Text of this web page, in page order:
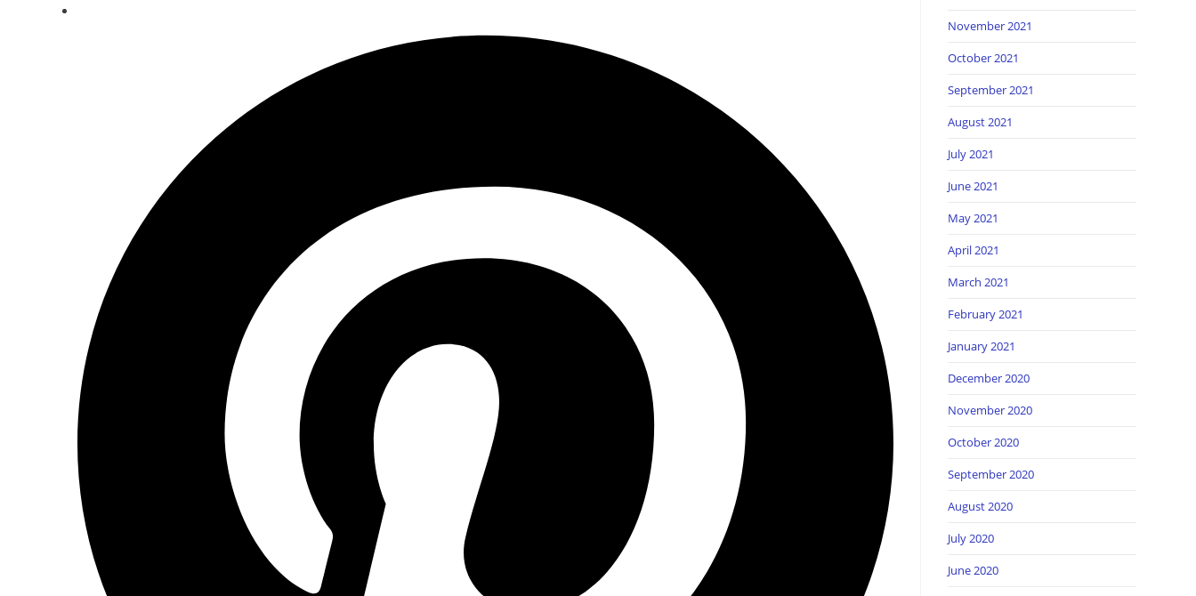
November 2021
October 2021
September 2021
August 2021
July 2021
June 2021
May 2021
April 2021
March 2021
February 2021
January 2021
December 2020
November 2020
October 2020
September 2020
August 2020
July 2020
June 2020